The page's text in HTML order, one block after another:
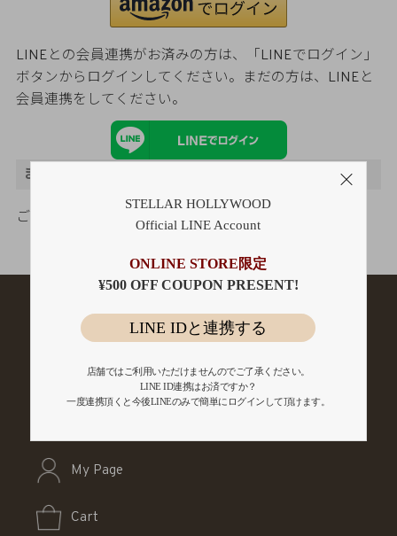
LINEとの会員連携がお済みの方は、「LINEでログイン」
ボタンからログインしてください。まだの方は、
LINEと
会員連携をしてください。
まだご登録がお済みでないお客様
ご購入金額の3％をポイント還元
My Page
Cart
STELLAR HOLLYWOOD
Official LINE Account
ONLINE STORE限定
¥500 OFF COUPON PRESENT!
LINE IDと連携する
店舗ではご利用いただけませんのでご了承ください。
LINE ID連携はお済ですか？
一度連携頂くと今後LINEのみで簡単にログインして頂けます。